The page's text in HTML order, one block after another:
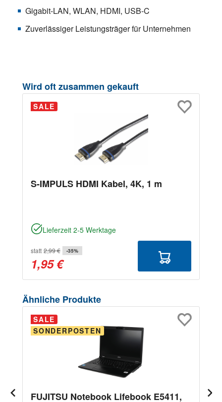
Gigabit-LAN, WLAN, HDMI, USB-C
Zuverlässiger Leistungsträger für Unternehmen
Produktgalerie überspringen
Wird oft zusammen gekauft
SALE
S-IMPULS HDMI Kabel, 4K, 1 m
Lieferzeit 2-5 Werktage
statt 2,99 € -35%
1,95 €
Produktgalerie überspringen
Ähnliche Produkte
SALE
SONDERPOSTEN
FUJITSU Notebook Lifebook E5411,